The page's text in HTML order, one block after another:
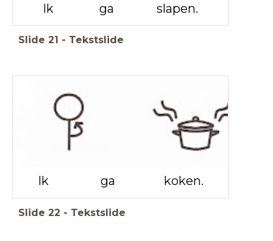
Ik ga slapen.
Slide 21 - Tekstslide
Ik ga koken.
Slide 22 - Tekstslide